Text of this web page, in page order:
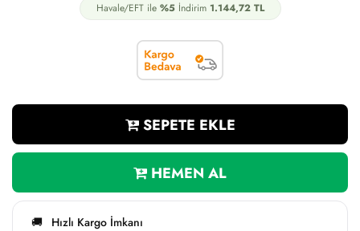
Havale/EFT ile %5İndirim 1.144,72TL
SEPETE EKLE
HEMEN AL
🚚 Hızlı Kargo İmkanı